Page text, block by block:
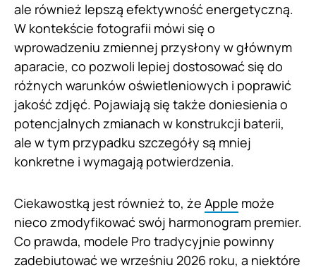
ale również lepszą efektywność energetyczną.
W kontekście fotografii mówi się o
wprowadzeniu zmiennej przysłony w głównym
aparacie, co pozwoli lepiej dostosować się do
różnych warunków oświetleniowych i poprawić
jakość zdjęć. Pojawiają się także doniesienia o
potencjalnych zmianach w konstrukcji baterii,
ale w tym przypadku szczegóły są mniej
konkretne i wymagają potwierdzenia.
Ciekawostką jest również to, że Apple może
nieco zmodyfikować swój harmonogram premier.
Co prawda, modele Pro tradycyjnie powinny
zadebiutować we wrześniu 2026 roku, a niektóre